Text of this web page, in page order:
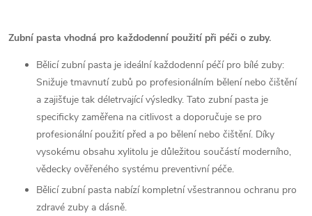
Zubní pasta vhodná pro každodenní použití při péči o zuby.
Bělicí zubní pasta je ideální každodenní péčí pro bílé zuby:
Snižuje tmavnutí zubů po profesionálním bělení nebo čištění
a zajišťuje tak déletrvající výsledky. Tato zubní pasta je
specificky zaměřena na citlivost a doporučuje se pro
profesionální použití před a po bělení nebo čištění. Díky
vysokému obsahu xylitolu je důležitou součástí moderního,
vědecky ověřeného systému preventivní péče.
Bělicí zubní pasta nabízí kompletní všestrannou ochranu pro
zdravé zuby a dásně.